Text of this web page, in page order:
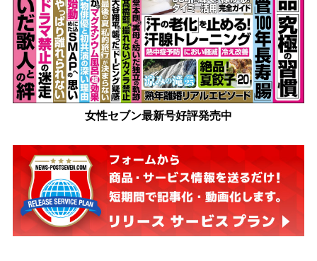
女性セブン最新号好評発売中